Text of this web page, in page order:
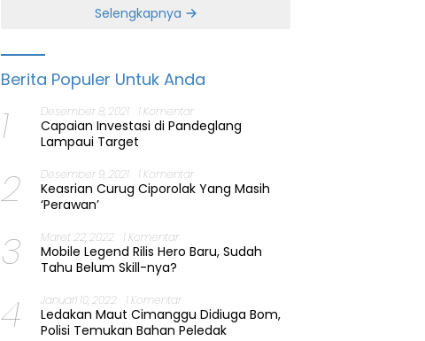
Selengkapnya
Berita Populer Untuk Anda
1 Desember 8, 2021 1 Komentar
Capaian Investasi di Pandeglang
Lampaui Target
2 Desember 9, 2021 1 Komentar
Keasrian Curug Ciporolak Yang Masih
‘Perawan’
3 Maret 22, 2022 1 Komentar
Mobile Legend Rilis Hero Baru, Sudah
Tahu Belum Skill-nya?
4 Januari 10, 2022 1 Komentar
Ledakan Maut Cimanggu Didiuga Bom,
Polisi Temukan Bahan Peledak